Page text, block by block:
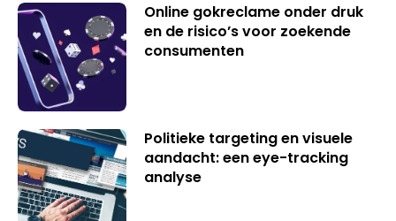
Online gokreclame onder druk
en de risico’s voor zoekende
consumenten
Politieke targeting en visuele
aandacht: een eye-tracking
analyse